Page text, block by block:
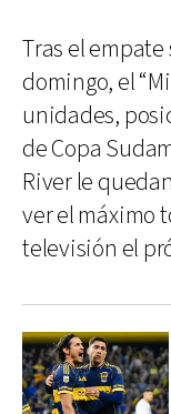
Tras el empate
domingo, el
unidades,
de Copa
River le
ver el máximo
televisión el